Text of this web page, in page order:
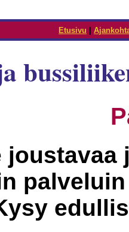
Etusivu |